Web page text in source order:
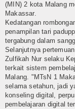
Video
Gallery
Layanan
Layanan BK
E-Jadwal
(MIN) 2 kota Malang
Makassar.
Kedatangan
penampilan tari
tergabung dalam
Selanjutnya
Zulfikah Nur selaku
terkait sistem
Malang. "MTsN 1
selama setahun, jadi
konseling digital,
pembelajaran digital